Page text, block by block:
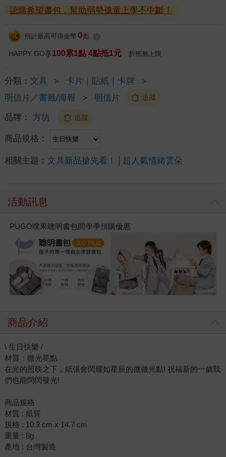
認購希望書包，幫助弱勢孩童上學不中斷！
預計最高可得金幣 0 點
HAPPY GO享100累1點 4點抵1元 折抵無上限
分類： 文具 ＞ 卡片｜貼紙｜卡牌
＞
明信片／書籤/海報
＞ 明信片 追蹤
品牌： 方坊 追蹤
商品規格：
相關主題： 文具新品搶先看！ 超人氣情緒雲朵
活動訊息
PUGO噗果聰明書包開學季預購優惠
商品介紹
\ 生日快樂 /
材質：微光星點
在光的照映之下，紙張會閃耀如星辰的微微光點! 祝福新的一歲我
們也能閃閃發光!
商品規格
材質 : 紙質
規格 : 10.3 cm x 14.7 cm
重量 : 8g
產地 : 台灣製造